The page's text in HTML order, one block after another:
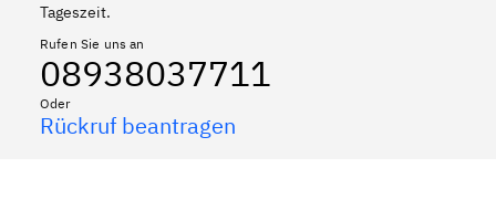
Tageszeit.
Rufen Sie uns an
08938037711
Oder
Rückruf beantragen